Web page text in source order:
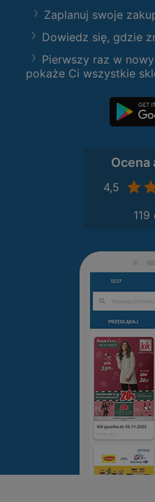
Zaplanuj swoje
Dowiedz się, gdzie
Pierwszy raz w
pokaże Ci wszystkie
Ocena
4,5
119